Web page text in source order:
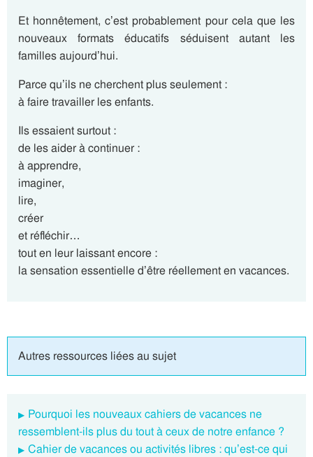
Et honnêtement, c’est probablement pour cela que les
nouveaux formats éducatifs séduisent autant les
familles aujourd’hui.
Parce qu’ils ne cherchent plus seulement :
à faire travailler les enfants.
Ils essaient surtout :
de les aider à continuer :
à apprendre,
imaginer,
lire,
créer
et réfléchir…
tout en leur laissant encore :
la sensation essentielle d’être réellement en vacances.
Autres ressources liées au sujet
Pourquoi les nouveaux cahiers de vacances ne
ressemblent-ils plus du tout à ceux de notre enfance ?
Cahier de vacances ou activités libres : qu’est-ce qui